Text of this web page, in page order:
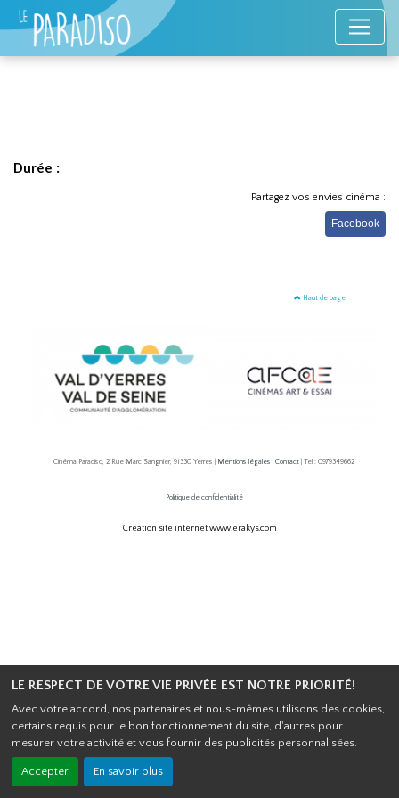
LE RESPECT DE VOTRE VIE PRIVÉE EST NOTRE PRIORITÉ!
Avec votre accord, nos partenaires et nous-mêmes utilisons des cookies,
certains requis pour le bon fonctionnement du site, d'autres pour
mesurer votre activité et vous fournir des publicités personnalisées.
Accepter En savoir plus
Durée :
Partagez vos envies cinéma :
Facebook
Haut de page
Cinéma Paradiso, 2 Rue Marc Sangnier, 91330 Yerres | Mentions légales Contact | Tel : 0979349662
Politique de confidentialité
Création site internet www.erakys.com